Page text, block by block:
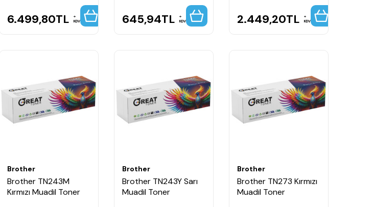
6.499,80TL KDV 645,94TL KDV 2.449,20TL KDV
Brother
Brother TN243M
Kırmızı Muadil Toner
Brother
Brother TN243Y Sarı
Muadil Toner
Brother
Brother TN273 Kırmızı
Muadil Toner